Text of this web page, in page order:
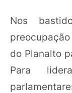
Nos
do Planalto
Para